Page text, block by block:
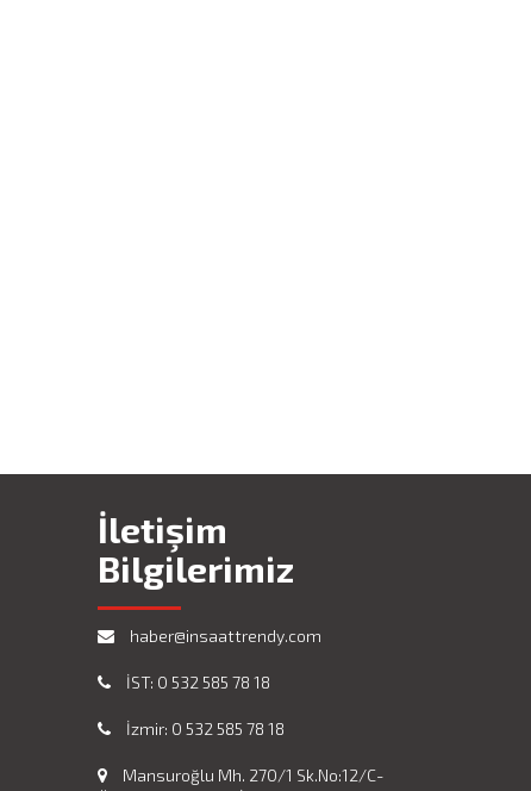
İletişim
Bilgilerimiz
haber@insaattrendy.com
İST: 0 532 585 78 18
İzmir: 0 532 585 78 18
Mansuroğlu Mh. 270/1 Sk.No:12/C-